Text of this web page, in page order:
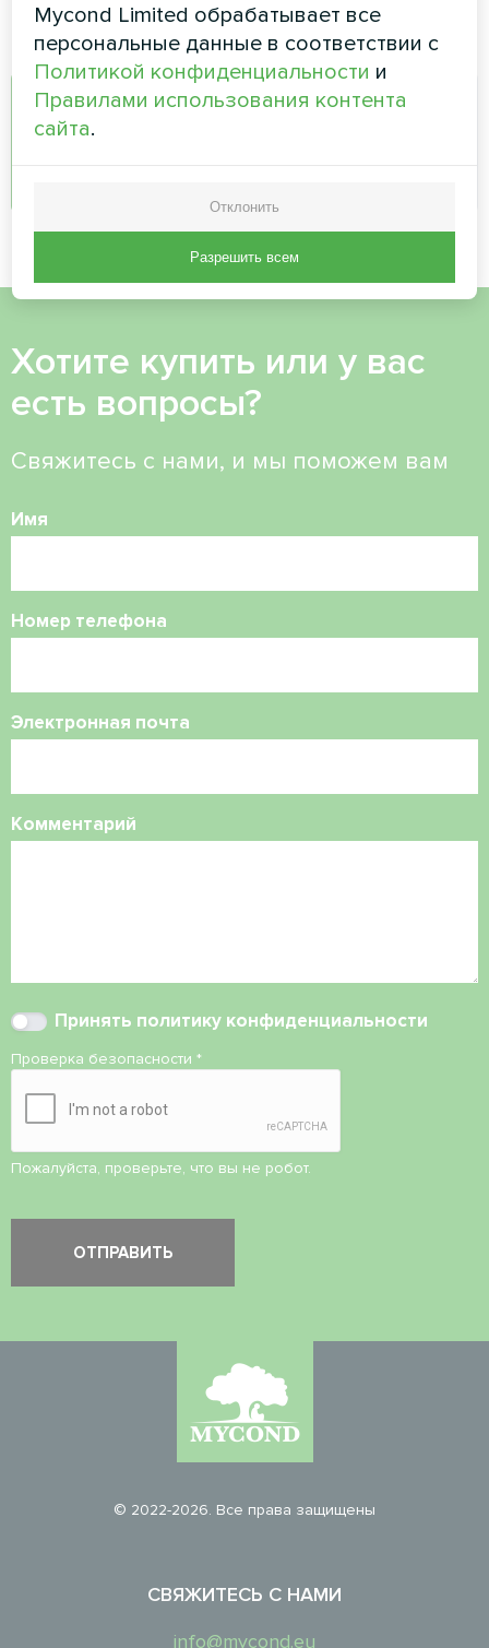
energy.com.ua/support/calc-cable
Хотите купить или у вас
есть вопросы?
Свяжитесь с нами, и мы поможем вам
Имя
Номер телефона
Электронная почта
Комментарий
Принять политику конфиденциальности
Проверка безопасности *
Пожалуйста, проверьте, что вы не робот.
© 2022-2026. Все права защищены
СВЯЖИТЕСЬ С НАМИ
info@mycond.eu
Mycond Limited обрабатывает все
персональные данные в соответствии с
Политикой конфиденциальности и
Правилами использования контента
сайта.
Отклонить
Разрешить всем